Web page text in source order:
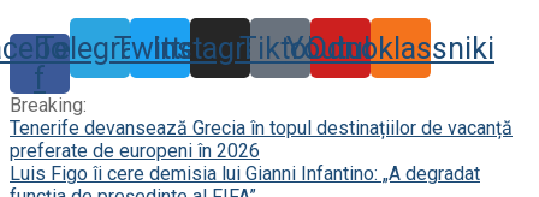
f
TelegramTwitter
Instagram
TiktokYoutube
Odnoklassniki
Breaking:
Tenerife devansează Grecia în topul destinațiilor de vacanță
preferate de europeni în 2026
Luis Figo îi cere demisia lui Gianni Infantino: „A degradat